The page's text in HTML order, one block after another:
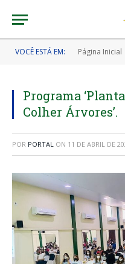
VOCÊ ESTÁ EM: Página Inicial
Programa
Colher Árvores’.
POR PORTAL ON 11 DE ABRIL DE